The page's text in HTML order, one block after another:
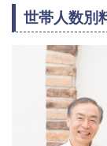
世帯人数別